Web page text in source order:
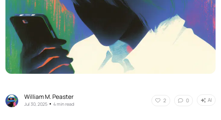
William M. Peaster
Jul 30, 2025 •4 min read
2 0 AI